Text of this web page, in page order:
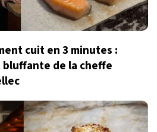
cuit en 3 minutes :
de la cheffe